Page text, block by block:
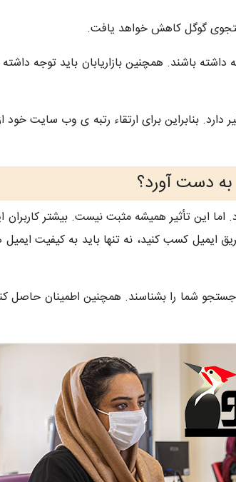
گوگل کاهش خواهد یافت.
باشند. همچنین بازاریابان باید توجه داشته
بنابراین برای ارتقاء رتبه ی وب سایت خود
به دست آورد؟
اما این تأثیر همیشه مثبت نیست. بیشتر
ایمیل کسب کنید، نه تنها باید به کیفیت
شما را بشناسند. همچنین اطمینان حاصل